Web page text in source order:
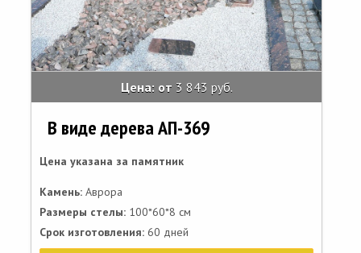
Цена: от 3 843 руб.
В виде дерева АП-369
Цена указана за памятник
Камень: Аврора
Размеры стелы: 100*60*8 см
Срок изготовления: 60 дней